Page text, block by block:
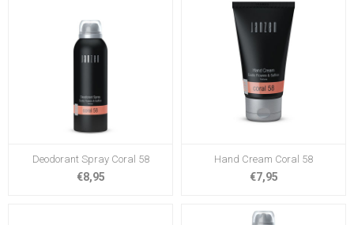
Deodorant Spray Coral 58
€8,95
Hand Cream Coral 58
€7,95